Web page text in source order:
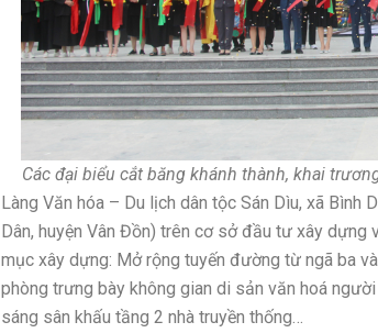
Các đại biểu cắt băng khánh thành, khai
Làng Văn hóa – Du lịch dân tộc Sán Dìu, xã
Dân, huyện Vân Đồn) trên cơ sở đầu tư xây dựng
mục xây dựng: Mở rộng tuyến đường từ ngã ba
phòng trưng bày không gian di sản văn hoá
sáng sân khấu tầng 2 nhà truyền thống…